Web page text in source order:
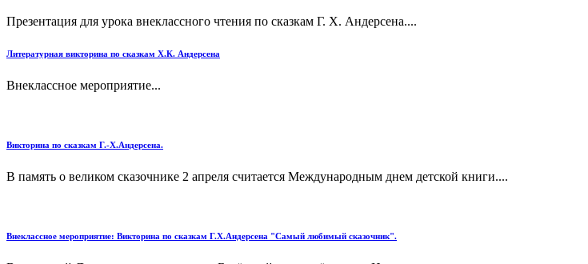
Презентация для урока внеклассного чтения по сказкам Г. Х. Андерсена....
Литературная викторина по сказкам Х.К. Андерсена
Внеклассное мероприятие...
Викторина по сказкам Г.-Х.Андерсена.
В память о великом сказочнике 2 апреля считается Международным днем детской книги....
Внеклассное мероприятие: Викторина по сказкам Г.Х.Андерсена "Самый любимый сказочник".